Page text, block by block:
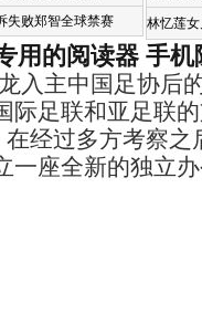
失败郑智全球禁赛
林忆莲
用的阅读器 手机
主中国足协后
足联和亚足联的
在经过多方考察
一座全新的独立